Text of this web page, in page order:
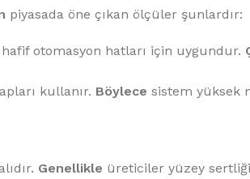
piyasada öne çıkan ölçüler şunlardır:
otomasyon hatları için uygundur.
kullanır. Böylece sistem yüksek
Genellikle üreticiler yüzey